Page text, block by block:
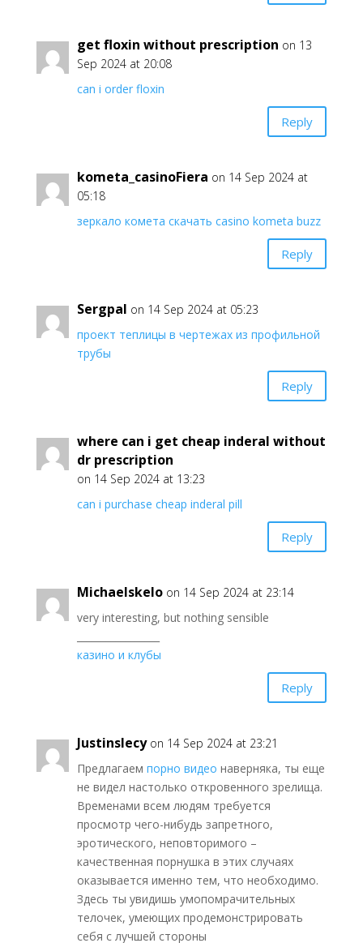
get floxin without prescription on 13
Sep 2024 at 20:08
can i order floxin
Reply
kometa_casinoFiera on 14 Sep 2024 at
05:18
зеркало комета скачать casino kometa buzz
Reply
Sergpal on 14 Sep 2024 at 05:23
проект теплицы в чертежах из профильной
трубы
Reply
where can i get cheap inderal without
dr prescription
on 14 Sep 2024 at 13:23
can i purchase cheap inderal pill
Reply
Michaelskelo on 14 Sep 2024 at 23:14
very interesting, but nothing sensible
казино и клубы
Reply
Justinslecy on 14 Sep 2024 at 23:21
Предлагаем порно видео наверняка, ты еще
не видел настолько откровенного зрелища.
Временами всем людям требуется
просмотр чего-нибудь запретного,
эротического, неповторимого –
качественная порнушка в этих случаях
оказывается именно тем, что необходимо.
Здесь ты увидишь умопомрачительных
телочек, умеющих продемонстрировать
себя с лучшей стороны